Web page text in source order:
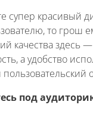
супер красивый
то грош
качества здесь
а удобство
под